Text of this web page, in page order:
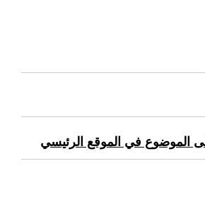
الموضوع في الموقع الرئيسي